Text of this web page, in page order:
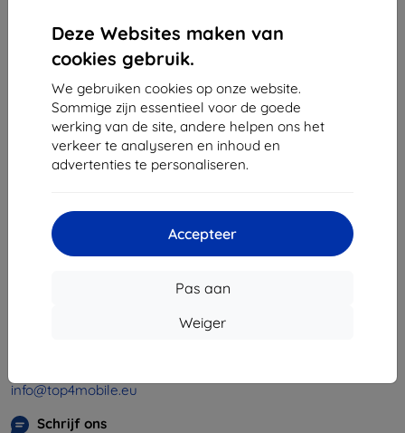
Deze Websites maken van
cookies gebruik.
We gebruiken cookies op onze website.
Sommige zijn essentieel voor de goede
werking van de site, andere helpen ons het
verkeer te analyseren en inhoud en
advertenties te personaliseren.
Accepteer
Pas aan
Weiger
Ulica Rudolfa Mocka 3750/2A
841 04 Bratislava
SK2023549671
info@top4mobile.eu
Schrijf ons